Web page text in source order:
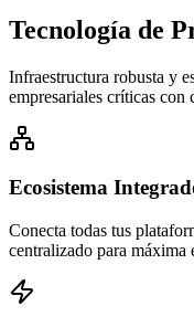
Tecnología de
Infraestructura robusta y
empresariales críticas
Ecosistema
Conecta todas tus
centralizado para máxima